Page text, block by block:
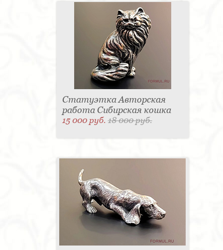
Статуэтка Авторская
работа Сибирская кошка
15 000 руб.18 000 руб.